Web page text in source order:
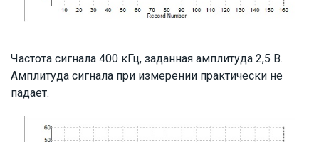
Частота сигнала 400 кГц, заданная амплитуда 2,5 В.
Амплитуда сигнала при измерении практически не
падает.